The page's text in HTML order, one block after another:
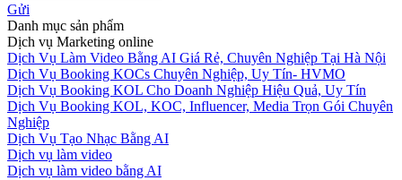
Gửi
Danh mục sản phẩm
Dịch vụ Marketing online
Dịch Vụ Làm Video Bằng AI Giá Rẻ, Chuyên Nghiệp Tại Hà Nội
Dịch Vụ Booking KOCs Chuyên Nghiệp, Uy Tín- HVMO
Dịch Vụ Booking KOL Cho Doanh Nghiệp Hiệu Quả, Uy Tín
Dịch Vụ Booking KOL, KOC, Influencer, Media Trọn Gói Chuyên
Nghiệp
Dịch Vụ Tạo Nhạc Bằng AI
Dịch vụ làm video
Dịch vụ làm video bằng AI